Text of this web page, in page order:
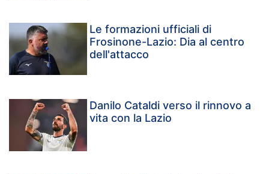
Le formazioni ufficiali di
Frosinone-Lazio: Dia al centro
dell'attacco
Danilo Cataldi verso il rinnovo a
vita con la Lazio